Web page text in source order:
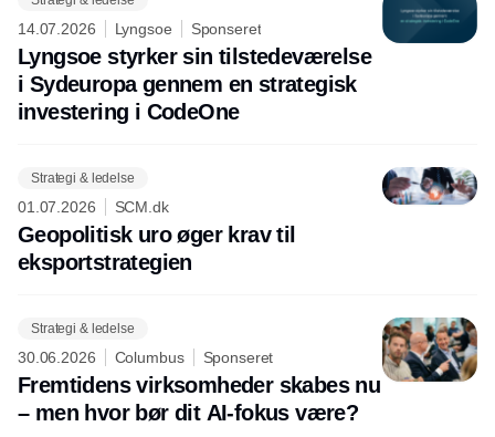
14.07.2026 Lyngsoe Sponseret
Lyngsoe styrker sin tilstedeværelse
i Sydeuropa gennem en strategisk
investering i CodeOne
Strategi & ledelse
01.07.2026 SCM.dk
Geopolitisk uro øger krav til
eksportstrategien
Strategi & ledelse
30.06.2026 Columbus Sponseret
Fremtidens virksomheder skabes nu
– men hvor bør dit AI-fokus være?